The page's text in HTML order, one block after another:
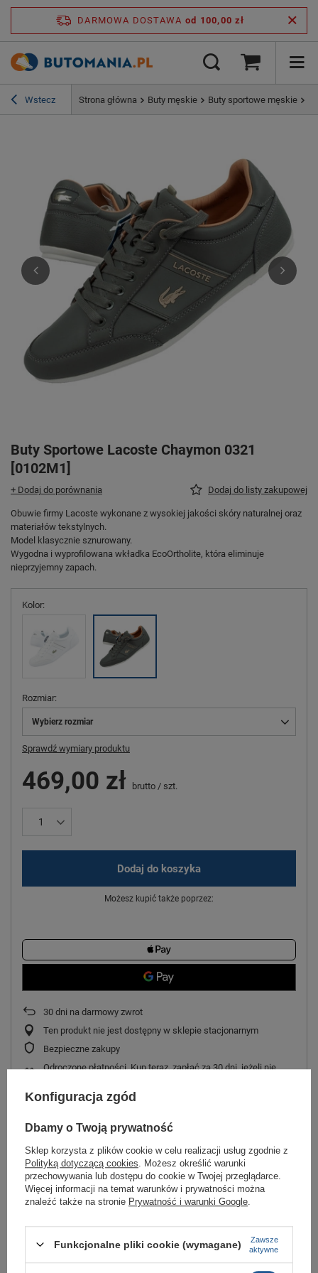
DARMOWA DOSTAWA od 100,00 zł
Wstecz Strona główna Buty męskie Buty sportowe męskie
Buty Sportowe Lacoste Chaymon 0321
[0102M1]
+ Dodaj do porównania Dodaj do listy zakupowej
Obuwie firmy Lacoste wykonane z wysokiej jakości skóry naturalnej oraz
materiałów tekstylnych.
Model klasycznie sznurowany.
Wygodna i wyprofilowana wkładka EcoOrtholite, która eliminuje
nieprzyjemny zapach.
Kolor
Rozmiar
Wybierz rozmiar
Sprawdź wymiary produktu
469,00 zł brutto / szt.
Dodaj do koszyka
Możesz kupić także poprzez:
30 dni na darmowy zwrot
Ten produkt nie jest dostępny w sklepie stacjonarnym
Bezpieczne zakupy
Odroczone płatności. Kup teraz, zapłać za 30 dni, jeżeli nie
Obuwie firmy Lacoste wykonane z wysokiej jakości skóry naturalnej oraz
materiałów tekstylnych.
Model klasycznie sznurowany.
Wygodna i wyprofilowana wkładka EcoOrtholite, która eliminuje
nieprzyjemny zapach.
Te nieszablonowe półbuty męskie doskonale sprawdzą się dla
zastosowań uniwersalnych - od ubrań na co dzień do bardziej
wymagających kreacji na specjalne okazje (np. świetnie prezentują się w
Konfiguracja zgód
Dbamy o Twoją prywatność
Sklep korzysta z plików cookie w celu realizacji usług zgodnie z
Polityką dotyczącą cookies . Możesz określić warunki
przechowywania lub dostępu do cookie w Twojej przeglądarce.
Więcej informacji na temat warunków i prywatności można
znaleźć także na stronie Prywatność i warunki Google
Funkcjonalne pliki cookie (wymagane)
Zawsze
aktywne